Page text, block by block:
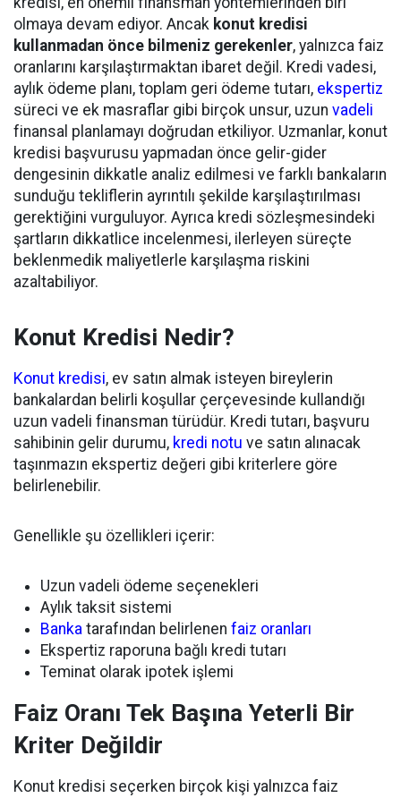
olmaya devam ediyor. Ancak konut kredisi
kullanmadan önce bilmeniz gerekenler, yalnızca faiz
oranlarını karşılaştırmaktan ibaret değil. Kredi vadesi,
aylık ödeme planı, toplam geri ödeme tutarı, ekspertiz
süreci ve ek masraflar gibi birçok unsur, uzun vadeli
finansal planlamayı doğrudan etkiliyor. Uzmanlar, konut
kredisi başvurusu yapmadan önce gelir-gider
dengesinin dikkatle analiz edilmesi ve farklı bankaların
sunduğu tekliflerin ayrıntılı şekilde karşılaştırılması
gerektiğini vurguluyor. Ayrıca kredi sözleşmesindeki
şartların dikkatlice incelenmesi, ilerleyen süreçte
beklenmedik maliyetlerle karşılaşma riskini
azaltabiliyor.
Konut Kredisi Nedir?
Konut kredisi, ev satın almak isteyen bireylerin
bankalardan belirli koşullar çerçevesinde kullandığı
uzun vadeli finansman türüdür. Kredi tutarı, başvuru
sahibinin gelir durumu, kredi notu ve satın alınacak
taşınmazın ekspertiz değeri gibi kriterlere göre
belirlenebilir.
Genellikle şu özellikleri içerir:
Uzun vadeli ödeme seçenekleri
Aylık taksit sistemi
Banka tarafından belirlenen faiz oranları
Ekspertiz raporuna bağlı kredi tutarı
Teminat olarak ipotek işlemi
Faiz Oranı Tek Başına Yeterli Bir
Kriter Değildir
Konut kredisi seçerken birçok kişi yalnızca faiz